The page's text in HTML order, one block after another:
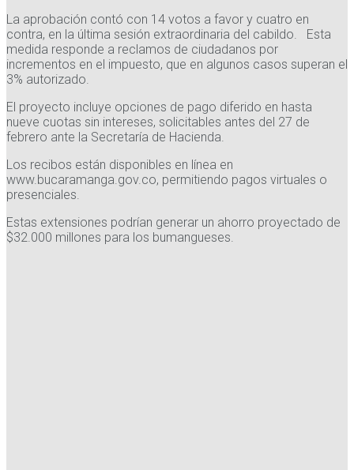
La aprobación contó con 14 votos a favor y cuatro en
contra, en la última sesión extraordinaria del cabildo. Esta
medida responde a reclamos de ciudadanos por
incrementos en el impuesto, que en algunos casos superan el
3% autorizado.
El proyecto incluye opciones de pago diferido en hasta
nueve cuotas sin intereses, solicitables antes del 27 de
febrero ante la Secretaría de Hacienda.
Los recibos están disponibles en línea en
www.bucaramanga.gov.co, permitiendo pagos virtuales o
presenciales.
Estas extensiones podrían generar un ahorro proyectado de
$32.000 millones para los bumangueses.